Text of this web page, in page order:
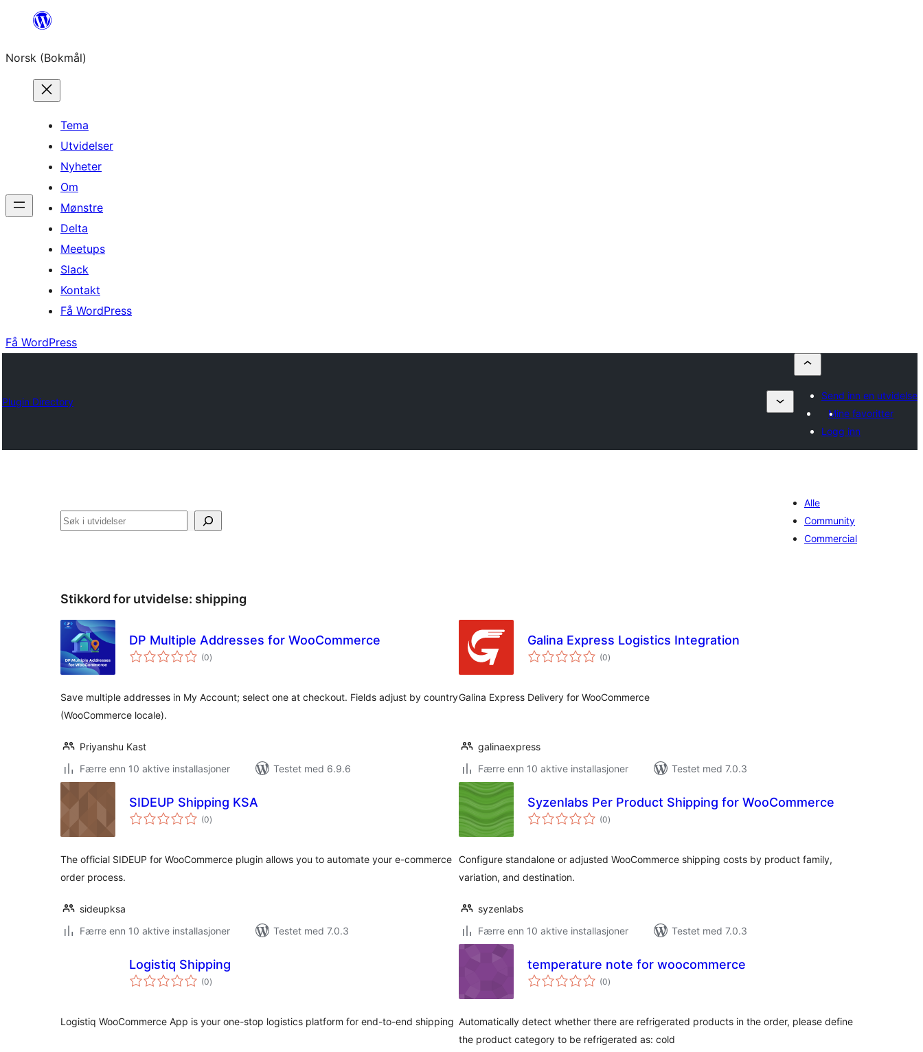
Hopp
innhold
Norsk (Bokmål)
Tema
Utvidelser
Nyheter
Om
Mønstre
Delta
Meetups
Slack
Kontakt
Få WordPress
Få WordPress
Plugin Directory
Send inn en utvidelse
Mine favoritter
Logg inn
Søk
Alle
Community
Commercial
Stikkord for utvidelse: shipping
DP Multiple Addresses for WooCommerce
(0totale
vurderinger
)
Save multiple addresses in My Account; select one at checkout. Fields adjust by country
(WooCommerce locale).
Priyanshu Kast
Færre enn 10 aktive installasjoner
Testet med 6.9.6
Galina Express Logistics Integration
(0totale
vurderinger
)
Galina Express Delivery for WooCommerce
galinaexpress
Færre enn 10 aktive installasjoner
Testet med 7.0.3
SIDEUP Shipping KSA
(0totale
vurderinger
)
The official SIDEUP for WooCommerce plugin allows you to automate your e-commerce
order process.
sideupksa
Færre enn 10 aktive installasjoner
Testet med 7.0.3
Syzenlabs Per Product Shipping for WooCommerce
(0totale
vurderinger
)
Configure standalone or adjusted WooCommerce shipping costs by product family,
variation, and destination.
syzenlabs
Færre enn 10 aktive installasjoner
Testet med 7.0.3
Logistiq Shipping
(0totale
vurderinger
)
Logistiq WooCommerce App is your one-stop logistics platform for end-to-end shipping
temperature note for woocommerce
(0totale
vurderinger
)
Automatically detect whether there are refrigerated products in the order, please define
the product category to be refrigerated as: cold